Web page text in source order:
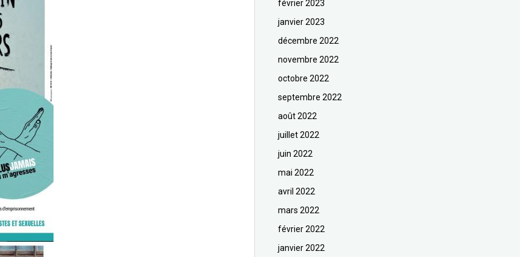
février 2023
janvier 2023
décembre 2022
novembre 2022
octobre 2022
septembre 2022
août 2022
juillet 2022
juin 2022
mai 2022
avril 2022
mars 2022
février 2022
janvier 2022